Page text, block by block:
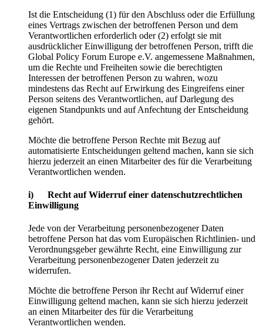
Ist die Entscheidung (1) für den Abschluss oder die Erfüllung
eines Vertrags zwischen der betroffenen Person und dem
Verantwortlichen erforderlich oder (2) erfolgt sie mit
ausdrücklicher Einwilligung der betroffenen Person, trifft die
Global Policy Forum Europe e.V. angemessene Maßnahmen,
um die Rechte und Freiheiten sowie die berechtigten
Interessen der betroffenen Person zu wahren, wozu
mindestens das Recht auf Erwirkung des Eingreifens einer
Person seitens des Verantwortlichen, auf Darlegung des
eigenen Standpunkts und auf Anfechtung der Entscheidung
gehört.
Möchte die betroffene Person Rechte mit Bezug auf
automatisierte Entscheidungen geltend machen, kann sie sich
hierzu jederzeit an einen Mitarbeiter des für die Verarbeitung
Verantwortlichen wenden.
i) Recht auf Widerruf einer datenschutzrechtlichen
Einwilligung
Jede von der Verarbeitung personenbezogener Daten
betroffene Person hat das vom Europäischen Richtlinien- und
Verordnungsgeber gewährte Recht, eine Einwilligung zur
Verarbeitung personenbezogener Daten jederzeit zu
widerrufen.
Möchte die betroffene Person ihr Recht auf Widerruf einer
Einwilligung geltend machen, kann sie sich hierzu jederzeit
an einen Mitarbeiter des für die Verarbeitung
Verantwortlichen wenden.